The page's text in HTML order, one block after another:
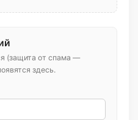
(защита от спама —
здесь.